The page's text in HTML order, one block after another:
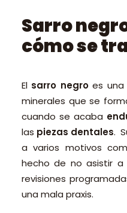
Sarro
cómo se
El sarro negroes una
minerales que se
cuando se acaba
las piezas dentales.
a varios motivos
hecho de no asistir
revisiones
una mala praxis.